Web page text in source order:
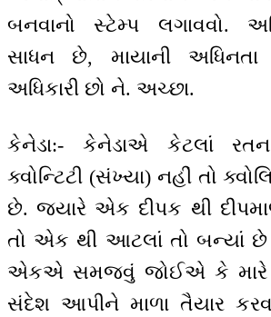
બનવાનો સ્ટેમ્પ લગાવવો.
સાધન છે, માયાની
અધિકારી છો ને. અચ્છા.
કેનેડા:- કેનેડાએ કેટલાં
ક્વોન્ટિટી (સંખ્યા) નહીં તો
છે. જ્યારે એક દીપક થી
તો એક થી આટલાં તો બન્યાં
એકએ સમજવું જોઈએ કે
સંદેશ આપીને માળા તૈયાર